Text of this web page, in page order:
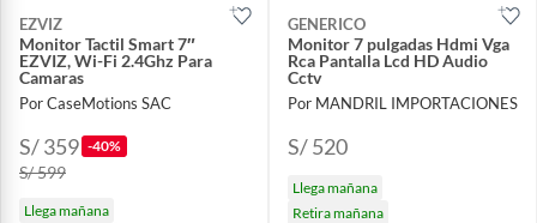
EZVIZ
Monitor Tactil Smart 7″
EZVIZ, Wi-Fi 2.4Ghz Para
Camaras
Por CaseMotions SAC
S/ 359 -40%
S/ 599
Llega mañana
GENERICO
Monitor 7 pulgadas Hdmi Vga
Rca Pantalla Lcd HD Audio
Cctv
Por MANDRIL IMPORTACIONES
S/ 520
Llega mañana
Retira mañana